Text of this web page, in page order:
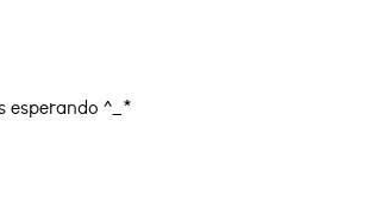
esperando ^_*